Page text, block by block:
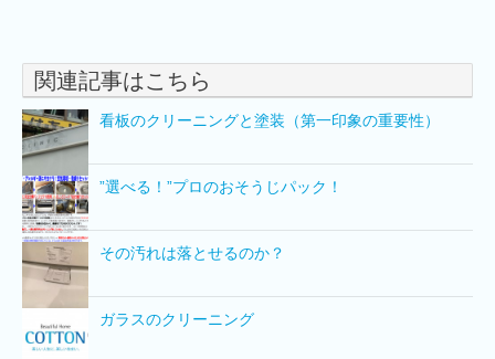
関連記事はこちら
看板のクリーニングと塗装（第一印象の重要性）
”選べる！”プロのおそうじパック！
その汚れは落とせるのか？
ガラスのクリーニング